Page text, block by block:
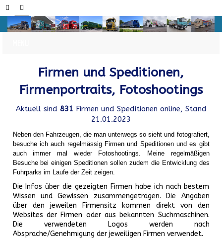
Firmen und Speditionen,
Firmenportraits, Fotoshootings
Aktuell sind 831 Firmen und Speditionen online, Stand
21.01.2023
Neben den Fahrzeugen, die man unterwegs so sieht und fotografiert,
besuche ich auch regelmässig Firmen und Speditionen und es gibt
auch immer mal wieder Fotoshootings.
Meine regelmäßigen
Besuche bei einigen Speditionen sollen zudem die Entwicklung des
Fuhrparks im Laufe der Zeit zeigen.
Die Infos über die gezeigten Firmen habe ich nach bestem
Wissen und Gewissen zusammengetragen. Die Angaben
über den jeweilen Firmensitz kommen direkt von den
Websites der Firmen oder aus bekannten Suchmaschinen.
Die verwendeten Logos werden nach
Absprache/Genehmigung der jeweiligen Firmen verwendet.